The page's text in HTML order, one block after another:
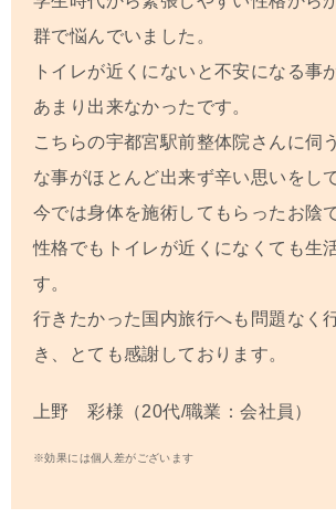
群で悩んでいました。
トイレが近くにないと不安になる事
あまり出来なかったです。
こちらの宇都宮駅前整体院 さんに伺
な事がほとんど出来ず辛い思いをし
今では身体を施術してもらったお陰
性格でもトイレが近くになくても生
す。
行きたかった国内旅行へも問題なく
き、とても感謝しております。
上野 彩様（20代/職業：会社員）
※効果には個人差がございます